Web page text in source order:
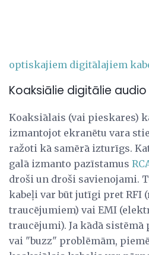
optiskajiem digitālajiem
Koaksiālie digitālie
Koaksiālais (vai pieskares)
izmantojot ekranētu vara
ražoti kā samērā izturīgs.
galā izmanto pazīstamus
droši un droši savienojami.
kabeļi var būt jutīgi pret RFI
traucējumiem) vai EMI
traucējumi). Ja kādā sistēmā
vai "buzz" problēmām,